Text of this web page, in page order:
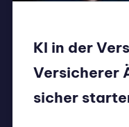
KI in der
Versicherer
sicher